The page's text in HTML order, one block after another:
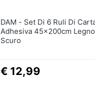
DAM - Set Di 6 Ruli Di Carta
Adhesiva 45x200cm Legno
Scuro
€ 12,99